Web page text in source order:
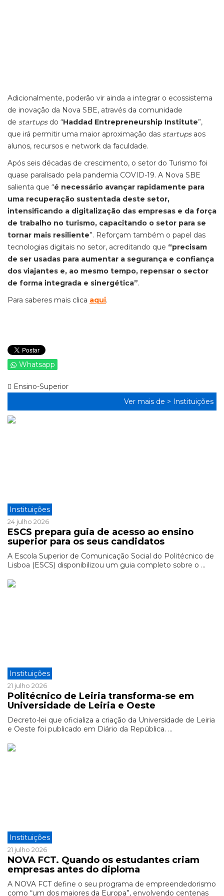
Adicionalmente, poderão vir ainda a integrar o ecossistema
de inovação da Nova SBE, através da comunidade
de startupsdo “Haddad Entrepreneurship Institute”,
que irá permitir uma maior aproximação das startupsaos
alunos, recursos e network da faculdade.
Após seis décadas de crescimento, o setor do Turismo foi
quase paralisado pela pandemia COVID-19. A Nova SBE
salienta que “é necessário avançar rapidamente para
uma recuperação sustentada deste setor,
intensificando a digitalização das empresas e da força
de trabalho no turismo, capacitando o setor para se
tornar mais resiliente”. Reforçam também o papel das
tecnologias digitais no setor, acreditando que “precisam
de ser usadas para aumentar a segurança e confiança
dos viajantes e, ao mesmo tempo, repensar o sector
de forma integrada e sinergética”.
Para saberes mais clica aqui.
Whatsapp
Ensino-Superior
Ver mais de > Instituições
Instituições
24 julho 2026
ESCS prepara guia de acesso ao ensino
superior para os seus candidatos
A Escola Superior de Comunicação Social do Politécnico de
Lisboa (ESCS) disponibilizou um guia completo sobre o ...
Instituições
21 julho 2026
Politécnico de Leiria transforma-se em
Universidade de Leiria e Oeste
Decreto-lei que oficializa a criação da Universidade de Leiria
e Oeste foi publicado em Diário da República. ...
Instituições
21 julho 2026
NOVA FCT. Quando os estudantes criam
empresas antes do diploma
A NOVA FCT define o seu programa de empreendedorismo
como “um dos maiores da Europa”, envolvendo centenas